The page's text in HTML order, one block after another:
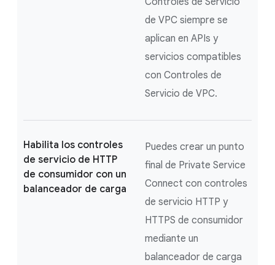
de VPC siempre se
aplican en APIs y
servicios compatibles
con Controles de
Servicio de VPC.
Habilita los controles
de servicio de HTTP
de consumidor con un
balanceador de carga
Puedes crear un punto
final de Private Service
Connect con controles
de servicio HTTP y
HTTPS de consumidor
mediante un
balanceador de carga